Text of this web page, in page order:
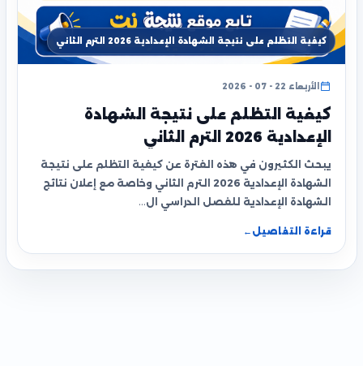
كيفية التظلم على نتيجة الشهادة الإعدادية 2026 الترم الثاني
الأربعاء 22 - 07 - 2026
كيفية التظلم على نتيجة الشهادة
الإعدادية 2026 الترم الثاني
يبحث الكثيرون في هذه الفترة عن كيفية التظلم على نتيجة
الشهادة الإعدادية 2026 الترم الثاني وخاصة مع إعلان نتائج
الشهادة الإعدادية للفصل الدراسي ال…
قراءة التفاصيل ←